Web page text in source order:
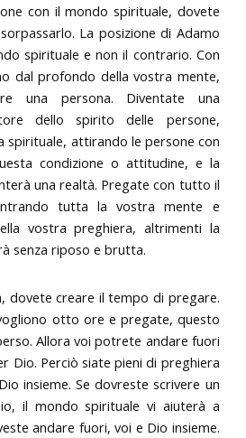
con il mondo spirituale, dovete
La posizione di Adamo
spirituale e non il contrario. Con
dal profondo della vostra mente,
una persona. Diventate una
dello spirito delle persone,
spirituale, attirando le persone con
condizione o attitudine, e la
una realtà. Pregate con tutto il
tutta la vostra mente e
vostra preghiera, altrimenti la
senza riposo e brutta.
dovete creare il tempo di pregare.
otto ore e pregate, questo
Allora voi potrete andare fuori
Dio. Perciò siate pieni di preghiera
insieme. Se dovreste scrivere un
il mondo spirituale vi aiuterà a
andare fuori, voi e Dio insieme.